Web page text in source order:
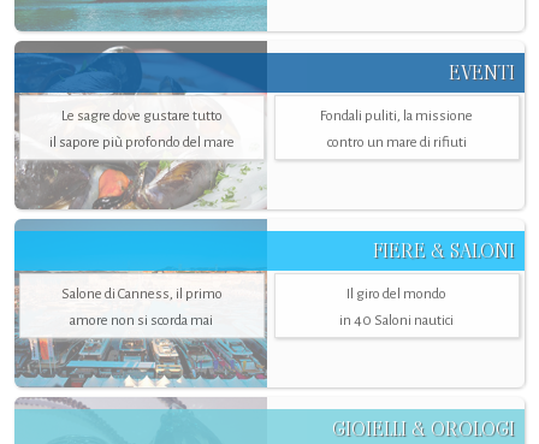
EVENTI
Le sagre dove gustare tutto
il sapore più profondo del mare
Fondali puliti, la missione
contro un mare di rifiuti
FIERE & SALONI
Salone di Canness, il primo
amore non si scorda mai
Il giro del mondo
in 40 Saloni nautici
GIOIELLI & OROLOGI